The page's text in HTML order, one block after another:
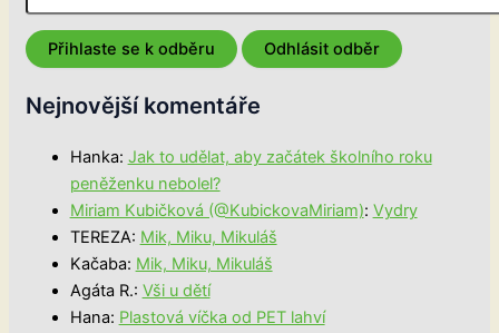
Nejnovější komentáře
Hanka: Jak to udělat, aby začátek školního roku
peněženku nebolel?
Miriam Kubičková (@KubickovaMiriam): Vydry
TEREZA: Mik, Miku, Mikuláš
Kačaba: Mik, Miku, Mikuláš
Agáta R.: Vši u dětí
Hana: Plastová víčka od PET lahví